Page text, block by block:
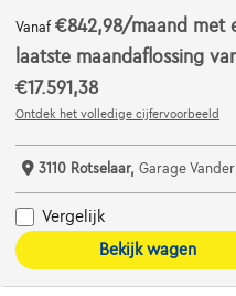
Vanaf€842,98/maand met
laatste maandaflossing
€17.591,38
Ontdek het volledige cijfervoorbeeld
3110 Rotselaar,Garage Vanderborght
Vergelijk
Bekijk wagen